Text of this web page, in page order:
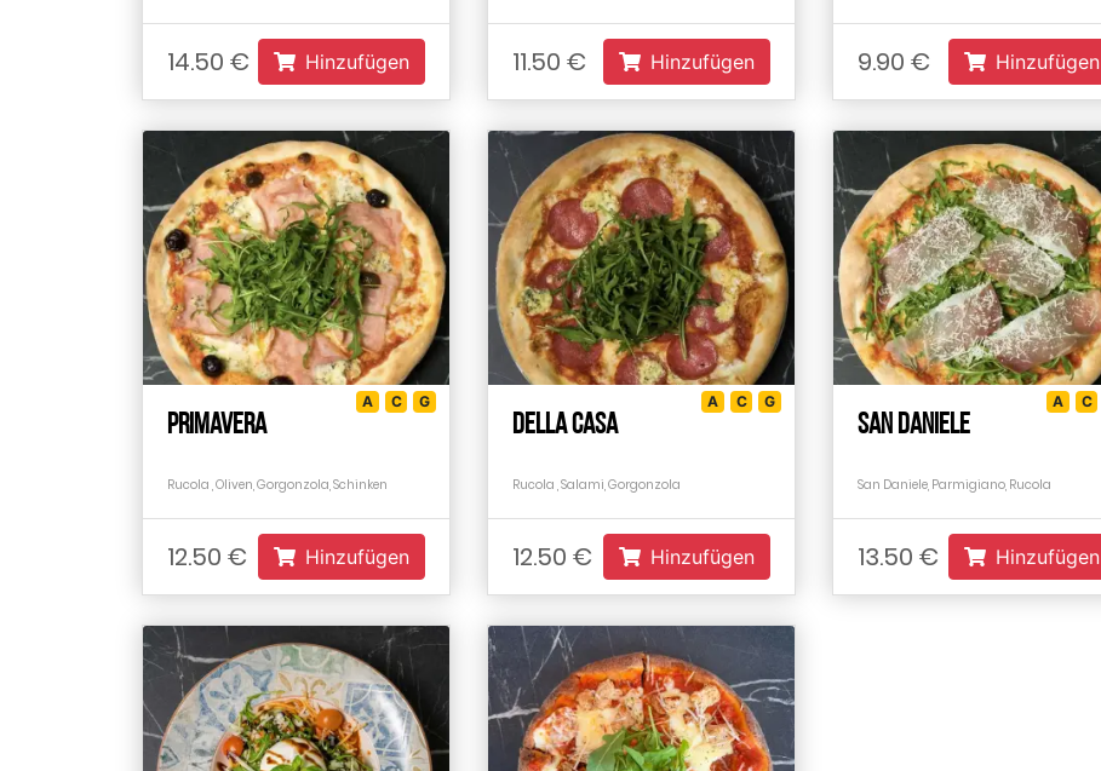
14.50 € Hinzufügen 11.50 € Hinzufügen 9.90 € Hinzufügen
Primavera
A C G
Rucola , Oliven, Gorgonzola, Schinken
12.50 € Hinzufügen
Della Casa
A C G
Rucola , Salami, Gorgonzola
12.50 € Hinzufügen
San Daniele
A C
San Daniele, Parmigiano, Rucola
13.50 € Hinzufügen